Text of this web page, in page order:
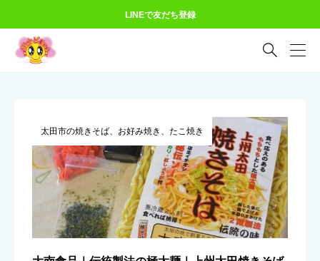
LINEで友だち登録

太田市の焼きそば、お好み焼き、たこ焼き